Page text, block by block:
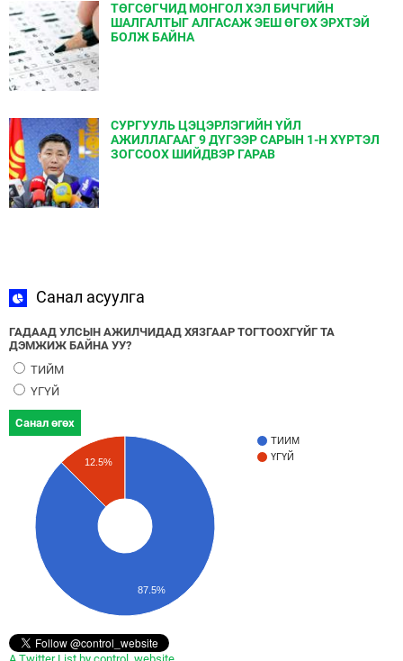
ТӨГСӨГЧИД МОНГОЛ ХЭЛ БИЧГИЙН
ШАЛГАЛТЫГ АЛГАСАЖ ЭЕШ ӨГӨХ ЭРХТЭЙ
БОЛЖ БАЙНА
СУРГУУЛЬ ЦЭЦЭРЛЭГИЙН ҮЙЛ
АЖИЛЛАГААГ 9 ДҮГЭЭР САРЫН 1-Н ХҮРТЭЛ
ЗОГСООХ ШИЙДВЭР ГАРАВ
Санал асуулга
ГАДААД УЛСЫН АЖИЛЧИДАД ХЯЗГААР ТОГТООХГҮЙГ ТА
ДЭМЖИЖ БАЙНА УУ?
ТИЙМ
ҮГҮЙ
Санал өгөх
ТИЙМ
ҮГҮЙ
12.5%
87.5%